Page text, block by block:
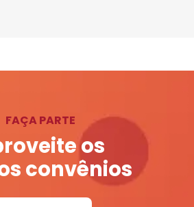
FAÇA PARTE
os
convênios